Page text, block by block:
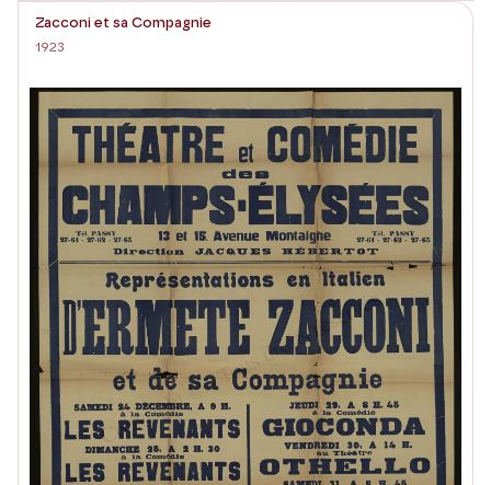
Zacconi et sa Compagnie
1923